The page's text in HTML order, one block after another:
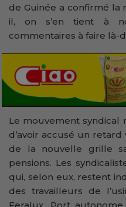
de Guinée a confirmé la
il, on s’en tient à
commentaires à faire là-
Le mouvement
d’avoir accusé un
de la nouvelle grille
pensions. Les
qui, selon eux, restent
des travailleurs de
Feralux, Port